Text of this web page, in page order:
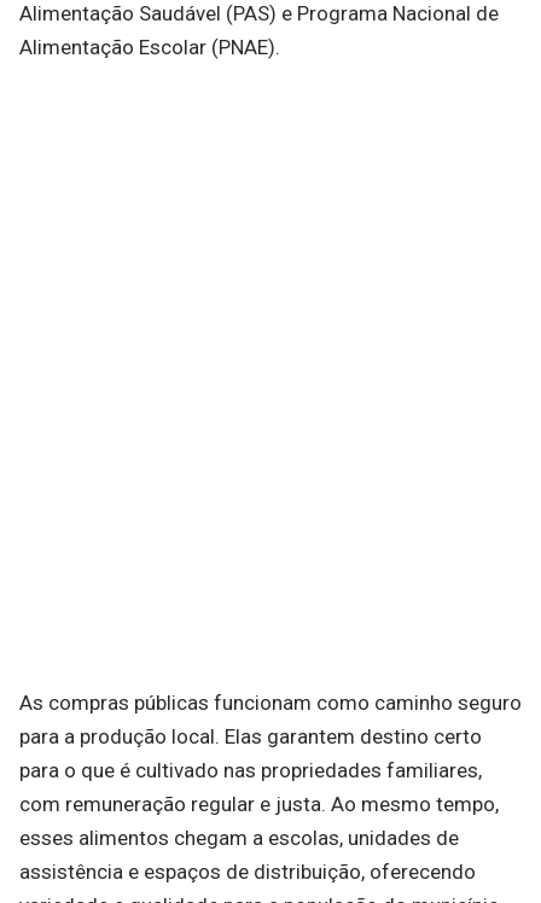
Alimentação Saudável (PAS) e Programa Nacional de
Alimentação Escolar (PNAE).
As compras públicas funcionam como caminho seguro
para a produção local. Elas garantem destino certo
para o que é cultivado nas propriedades familiares,
com remuneração regular e justa. Ao mesmo tempo,
esses alimentos chegam a escolas, unidades de
assistência e espaços de distribuição, oferecendo